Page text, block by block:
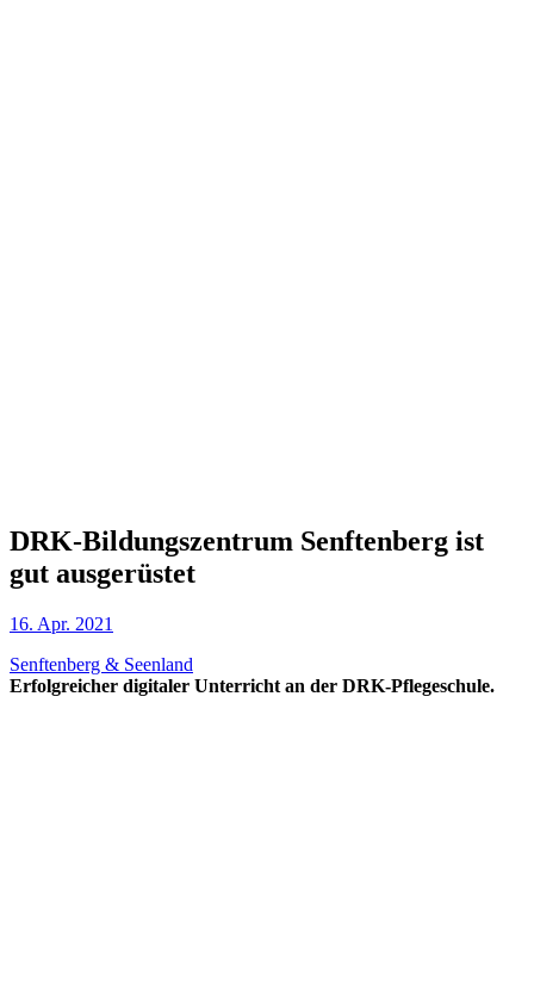
DRK-Bildungszentrum Senftenberg ist
gut ausgerüstet
16. Apr. 2021
Senftenberg & Seenland
Erfolgreicher digitaler Unterricht an der DRK-Pflegeschule.